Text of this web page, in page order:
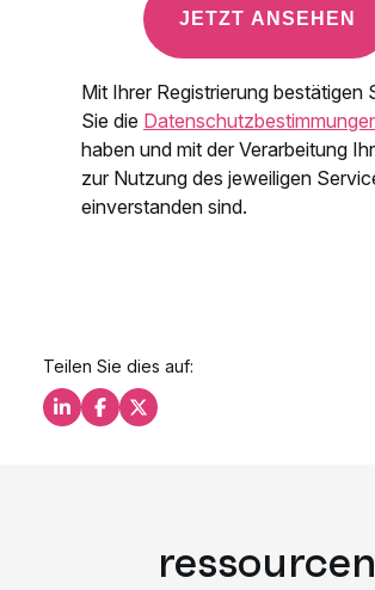
Teilen Sie dies auf:
Teilen Sie dies auf LinkedIn
Teilen Sie dies auf Facebook
Teilen Sie dies auf X
ressourcen